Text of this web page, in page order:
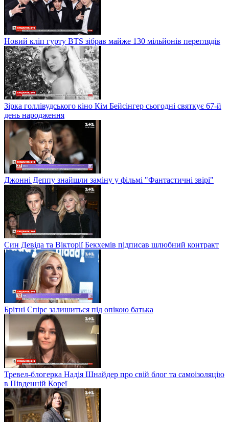
Новий кліп гурту BTS зібрав майже 130 мільйонів переглядів
Зірка голлівудського кіно Кім Бейсінгер сьогодні святкує 67-й
день народження
Джонні Деппу знайшли заміну у фільмі "Фантастичні звірі"
Син Девіда та Вікторії Бекхемів підписав шлюбний контракт
Брітні Спірс залишиться під опікою батька
Тревел-блогерка Надія Шнайдер про свій блог та самоізоляцію
в Південній Кореї